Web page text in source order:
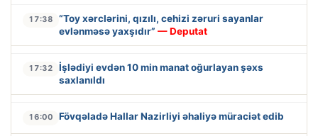
17:38
“Toy xərclərini, qızılı, cehizi zəruri sayanlar
evlənməsə yaxşıdır” — Deputat
17:32
İşlədiyi evdən 10 min manat oğurlayan şəxs
saxlanıldı
16:00 Fövqəladə Hallar Nazirliyi əhaliyə müraciət edib